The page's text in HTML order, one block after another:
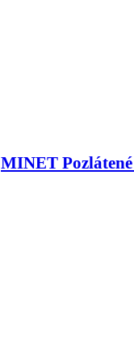
MINET